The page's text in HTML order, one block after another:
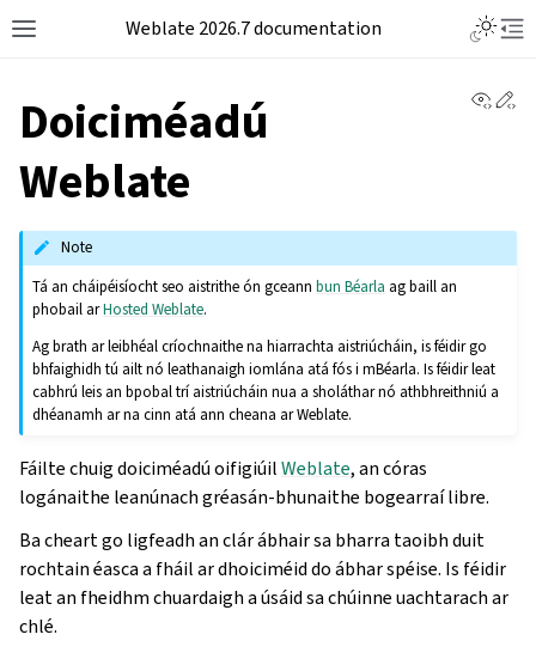
Weblate 2026.7 documentation
Doiciméadú
Weblate
Note
Tá an cháipéisíocht seo aistrithe ón gceannbun Béarla ag baill an
phobail arHosted Weblate.
Ag brath ar leibhéal críochnaithe na hiarrachta aistriúcháin, is féidir go
bhfaighidh tú ailt nó leathanaigh iomlána atá fós i mBéarla. Is féidir leat
cabhrú leis an bpobal trí aistriúcháin nua a sholáthar nó athbhreithniú a
dhéanamh ar na cinn atá ann cheana ar Weblate.
Fáilte chuig doiciméadú oifigiúilWeblate, an córas
logánaithe leanúnach gréasán-bhunaithe bogearraí libre.
Ba cheart go ligfeadh an clár ábhair sa bharra taoibh duit
rochtain éasca a fháil ar dhoiciméid do ábhar spéise. Is féidir
leat an fheidhm chuardaigh a úsáid sa chúinne uachtarach ar
chlé.